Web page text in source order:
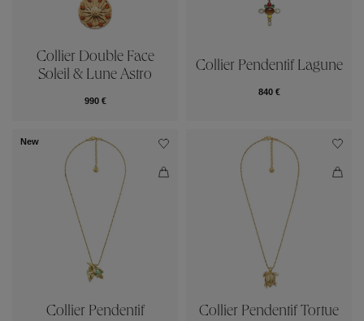
Collier Double Face
Soleil & Lune Astro
990 €
Collier Pendentif Lagune
840 €
New
Collier Pendentif
Collier Pendentif Tortue